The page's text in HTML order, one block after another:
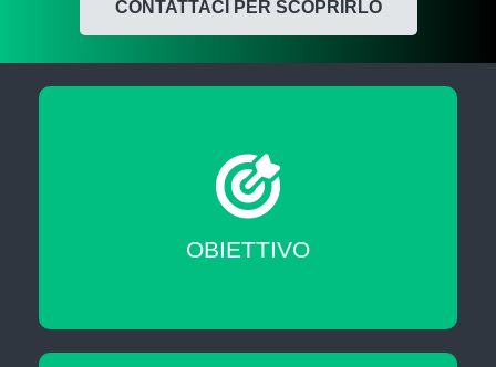
CONTATTACI PER SCOPRIRLO
OBIETTIVO
Migliorare le tue skill professionali